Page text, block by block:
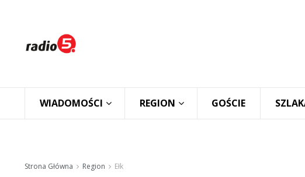
WIADOMOŚCI REGION GOŚCIE
Strona Główna Region Ełk